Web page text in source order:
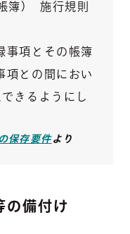
帳簿） 施行規則
事項とその帳簿
項との間におい
きるようにし
保存要件より
の備付け